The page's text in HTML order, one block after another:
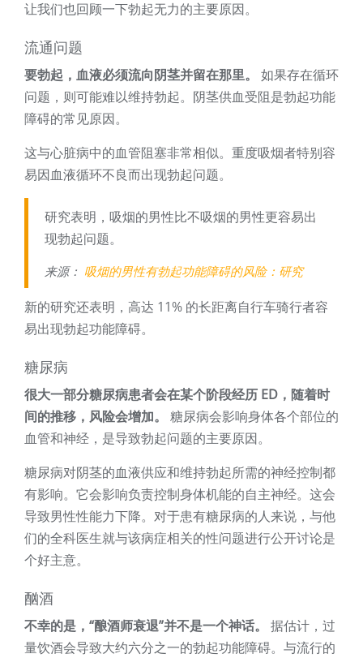
让我们也回顾一下勃起无力的主要原因。
流通问题
要勃起，血液必须流向阴茎并留在那里。
如果存在循环
问题，则可能难以维持勃起。阴茎供血受阻是勃起功能
障碍的常见原因。
这与心脏病中的血管阻塞非常相似。重度吸烟者特别容
易因血液循环不良而出现勃起问题。
研究表明，吸烟的男性比不吸烟的男性更容易出
现勃起问题。
来源： 吸烟的男性有勃起功能障碍的风险：研究
新的研究还表明，高达 11% 的长距离自行车骑行者容
易出现勃起功能障碍。
糖尿病
很大一部分糖尿病患者会在某个阶段经历 ED，随着时
间的推移，风险会增加。
糖尿病会影响身体各个部位的
血管和神经，是导致勃起问题的主要原因。
糖尿病对阴茎的血液供应和维持勃起所需的神经控制都
有影响。它会影响负责控制身体机能的自主神经。这会
导致男性性能力下降。对于患有糖尿病的人来说，与他
们的全科医生就与该病症相关的性问题进行公开讨论是
个好主意。
酗酒
不幸的是，“酿酒师衰退”并不是一个神话。
据估计，过
量饮酒会导致大约六分之一的勃起功能障碍。与流行的